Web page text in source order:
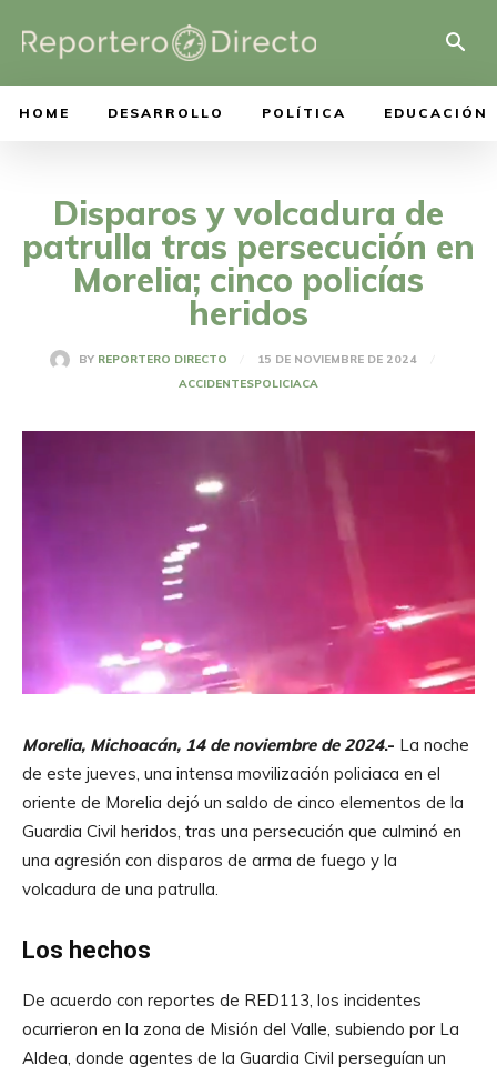
HOME DESARROLLO POLÍTICA EDUCACIÓN
Disparos y volcadura de
patrulla tras persecución en
Morelia; cinco policías
heridos
BY REPORTERO DIRECTO
15 DE NOVIEMBRE DE 2024
ACCIDENTESPOLICIACA
Morelia, Michoacán, 14 de noviembre de 2024.- La noche
de este jueves, una intensa movilización policiaca en el
oriente de Morelia dejó un saldo de cinco elementos de la
Guardia Civil heridos, tras una persecución que culminó en
una agresión con disparos de arma de fuego y la
volcadura de una patrulla.
Los hechos
De acuerdo con reportes de RED113, los incidentes
ocurrieron en la zona de Misión del Valle, subiendo por La
Aldea, donde agentes de la Guardia Civil perseguían un